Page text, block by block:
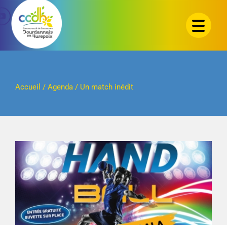
Passer
contenu
Accueil / Agenda/ Un match inédit